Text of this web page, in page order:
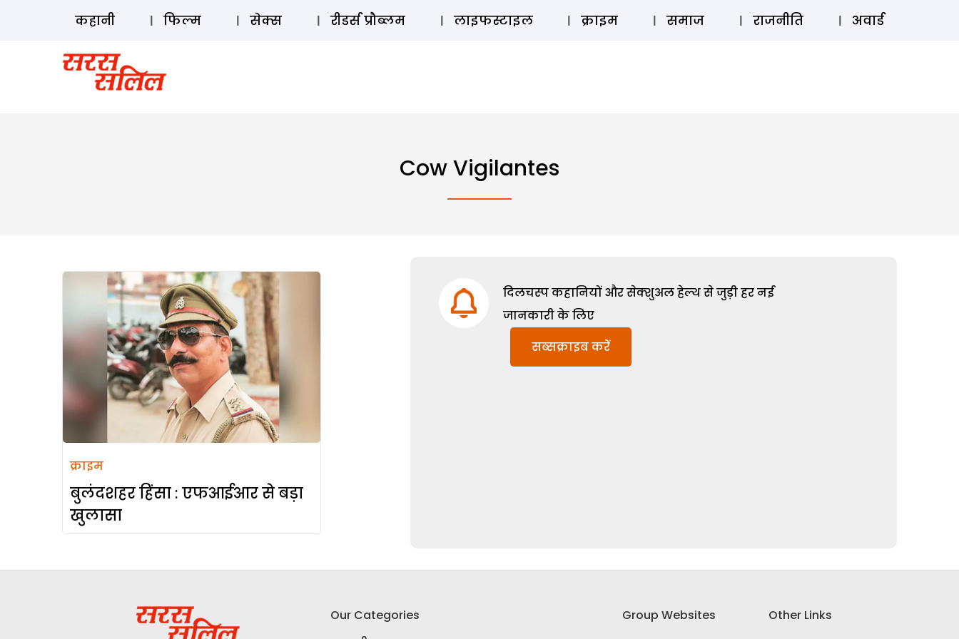
ऑडियो स्टोरी लॉग इन ⚲ SUBSCRIBE
कहानी फिल्म सेक्स रीडर्स प्रौब्लम लाइफस्टाइल क्राइम समाज राजनीति अवार्ड
Cow Vigilantes
क्राइम
बुलंदशहर हिंसा : एफआईआर से बड़ा
खुलासा
दिलचस्प कहानियों और सेक्शुअल हेल्थ से जुड़ी हर नई
जानकारी के लिए
सब्सक्राइब करें
Our Categories
Group Websites
Other Links